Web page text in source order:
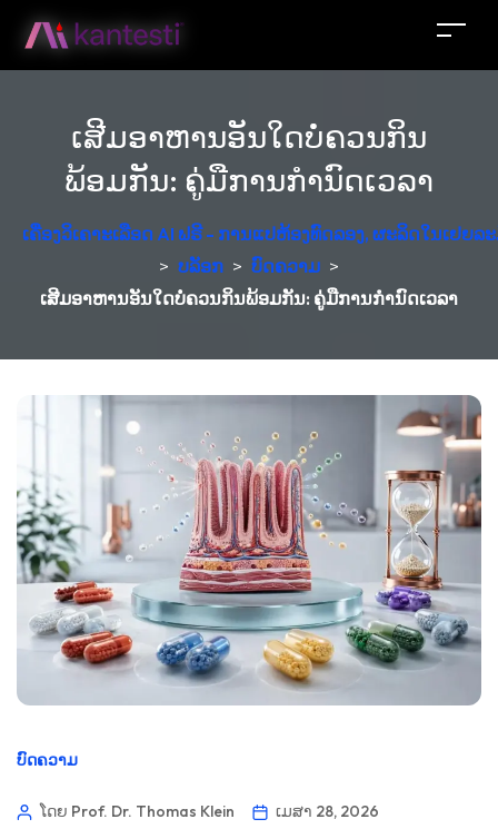
ເສີມອາຫານອັນໃດບໍ່ຄວນກິນ
ພ້ອມກັນ: ຄູ່ມືການກຳນົດເວລາ
ເຄື່ອງວິເຄາະເລືອດ AI ຟຣີ - ການແປຫ້ອງທົດລອງ, ຜະລິດໃນເຢຍລ
> ບລັອກ > ບົດຄວາມ >
ເສີມອາຫານອັນໃດບໍ່ຄວນກິນພ້ອມກັນ: ຄູ່ມືການກຳນົດເວລາ
ບົດຄວາມ
ໂດຍ Prof. Dr. Thomas Klein
ເມສາ 28, 2026